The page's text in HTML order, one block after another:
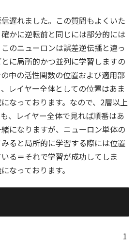
遅れました。この質問もよくいた
かに逆転前と同じには部分的には
のニューロンは誤差逆伝播と違っ
に局所的かつ並列に学習しますの
中の活性関数の位置および適用部
レイヤー全体としての位置はあま
なっております。なので、2層以上
、レイヤー全体で見れば順番はあ
になりますが、ニューロン単体の
ると局所的に学習する際には位置
る＝それで学習が成功してしま
なっております。
1